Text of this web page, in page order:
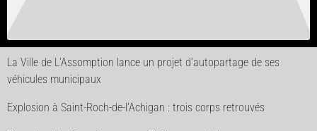
La Ville de L’Assomption lance un projet d’autopartage de ses
véhicules municipaux
Explosion à Saint-Roch-de-l’Achigan : trois corps retrouvés